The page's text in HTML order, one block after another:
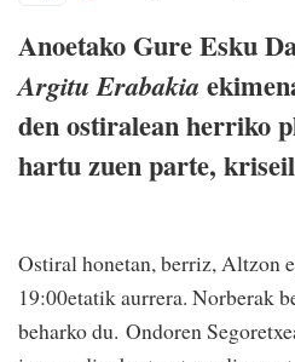
Anoetako Gure Esku
Argitu Erabakia
den ostiralean herriko
hartu zuen parte,
Ostiral honetan, berriz, Altzon
19:00etatik aurrera. Norberak
beharko du. Ondoren